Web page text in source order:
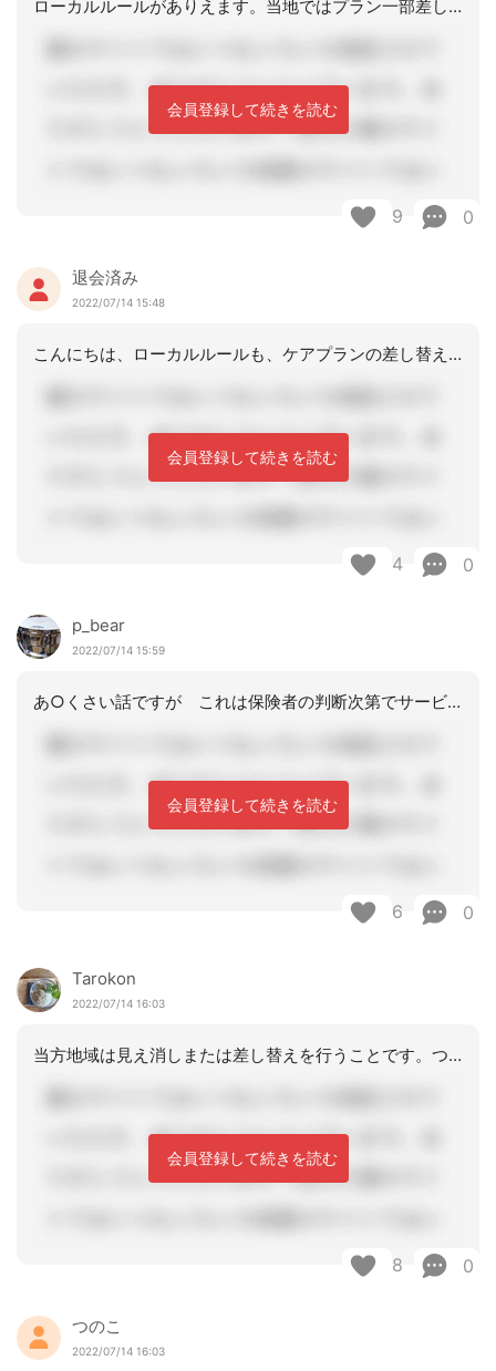
ローカルルールがありえます。当地ではプラン一部差し替え発行不可、一連のことがない
会員登録して続きを読む
9 0
退会済み
2022/07/14 15:48
こんにちは、ローカルルールも、ケアプランの差し替えも、要は、ケアマネが、実地指導
会員登録して続きを読む
4 0
p_bear
2022/07/14 15:59
あ○くさい話ですが これは保険者の判断次第でサービス回数のみ 期間延長のみ等の軽
会員登録して続きを読む
6 0
Tarokon
2022/07/14 16:03
当方地域は見え消しまたは差し替えを行うことです。つまり、どっちでもOK支援経過だ
会員登録して続きを読む
8 0
つのこ
2022/07/14 16:03